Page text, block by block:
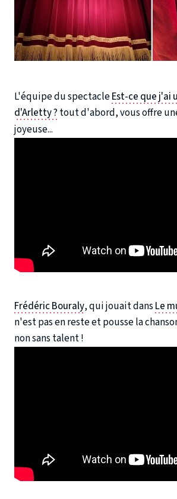
L'équipe du spectacleEst-ce que j'ai
d'Arletty ? tout d'abord, vous offre
joyeuse...
Frédéric Bouraly, qui jouait dans Le
n'est pas en reste et pousse la
non sans talent !